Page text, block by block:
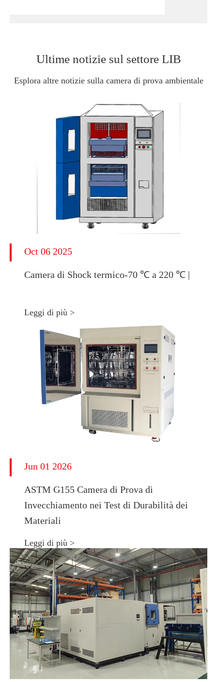
Ultime notizie sul settore LIB
Esplora altre notizie sulla camera di prova ambientale
Oct 06 2025
Camera di Shock termico-70 ℃ a 220 ℃ |
Leggi di più >
Jun 01 2026
ASTM G155 Camera di Prova di
Invecchiamento nei Test di Durabilità dei
Materiali
Leggi di più >